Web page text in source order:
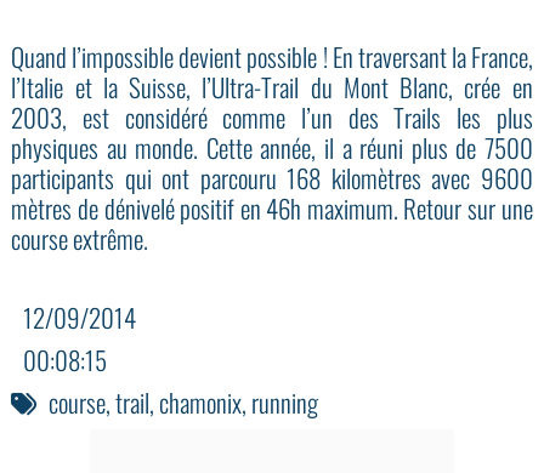
Quand l’impossible devient possible ! En traversant la France,
l’Italie et la Suisse, l’Ultra-Trail du Mont Blanc, crée en
2003, est considéré comme l’un des Trails les plus
physiques au monde. Cette année, il a réuni plus de 7500
participants qui ont parcouru 168 kilomètres avec 9600
mètres de dénivelé positif en 46h maximum. Retour sur une
course extrême.
12/09/2014
00:08:15
course,trail,chamonix,running